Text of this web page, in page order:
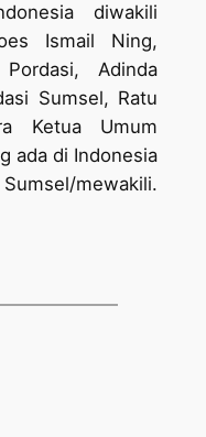
diwakili
Ismail Ning,
Adinda
Sumsel, Ratu
Ketua Umum
ada di Indonesia
mewakili.